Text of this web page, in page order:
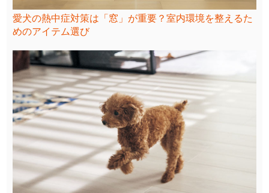
愛犬の熱中症対策は「窓」が重要？室内環境を整えるた
めのアイテム選び